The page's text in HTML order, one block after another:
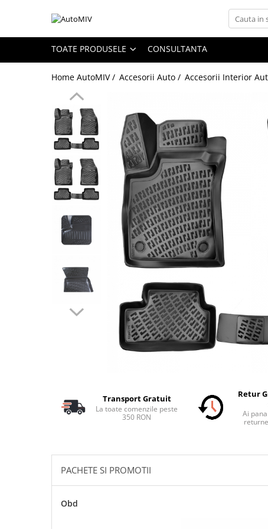
Toate Produsele
Oferta Saptamanii
Bloc Lumini
Butoane Reglare Oglinzi
Seturi Butoane
Butoane Blocare/Deblocare
Buton Frana
Buton Clapeta Rezervor
Buton Portbagaj
Alte Butoane/Comutatoare
Schimbatoare Viteze
Accesorii Auto
Accesorii Auto Exterior
Paravanturi Auto / Deflectoare Aer
Tavite Portbagaj Dedicate
Covorase Auto/ Presuri Auto
Seturi Interior
Accesorii Siguranta Auto
TOATE PRODUSELE CONSULTANTA
Home AutoMIV / Accesorii Auto / Accesorii Interior
Transport Gratuit
La toate comenzile peste
350 RON
Retur
Ai
PACHETE SI PROMOTII
Obd